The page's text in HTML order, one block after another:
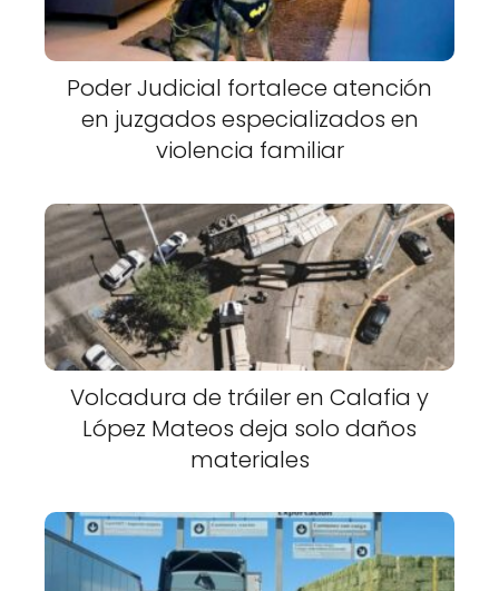
Poder Judicial fortalece atención
en juzgados especializados en
violencia familiar
Volcadura de tráiler en Calafia y
López Mateos deja solo daños
materiales